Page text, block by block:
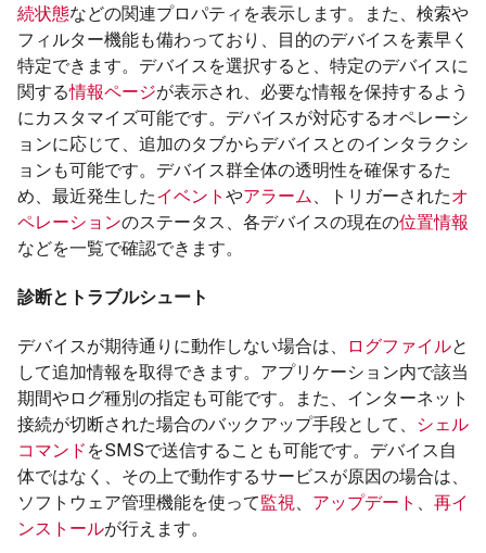
続状態などの関連プロパティを表示します。また、検索や
フィルター機能も備わっており、目的のデバイスを素早く
特定できます。デバイスを選択すると、特定のデバイスに
関する情報ページが表示され、必要な情報を保持するよう
にカスタマイズ可能です。デバイスが対応するオペレーシ
ョンに応じて、追加のタブからデバイスとのインタラクシ
ョンも可能です。デバイス群全体の透明性を確保するた
め、最近発生したイベント やアラーム、トリガーされたオ
ペレーションのステータス、各デバイスの現在の位置情報
などを一覧で確認できます。
診断とトラブルシュート
デバイスが期待通りに動作しない場合は、 ログファイルと
して追加情報を取得できます。アプリケーション内で該当
期間やログ種別の指定も可能です。
また、インターネット
接続が切断された場合のバックアップ手段として、
シェル
コマンド をSMSで送信することも可能です。デバイス自
体ではなく、その上で動作するサービスが原因の場合は、
ソフトウェア管理機能を使って監視 アップデート
再イ
ンストールが行えます。